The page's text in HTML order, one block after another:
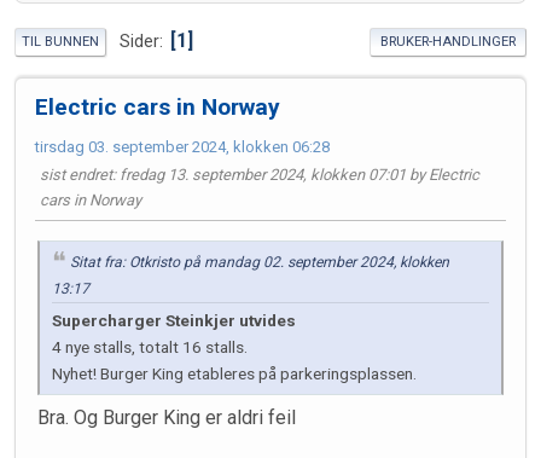
TIL BUNNEN Sider 1 BRUKER-HANDLINGER
Electric cars in Norway
tirsdag 03. september 2024, klokken 06:28
sist endret: fredag 13. september 2024, klokken 07:01 by Electric
cars in Norway
Sitat fra: Otkristo på mandag 02. september 2024, klokken
13:17
Supercharger Steinkjer utvides
4 nye stalls, totalt 16 stalls.
Nyhet! Burger King etableres på parkeringsplassen.
Bra. Og Burger King er aldri feil